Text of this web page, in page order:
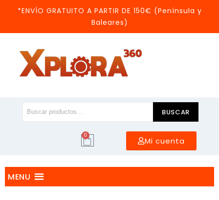
*ENVÍO GRATUITO A PARTIR DE 150€ (Península y
Baleares)
BUSCAR
0
Mi cuenta
MENU